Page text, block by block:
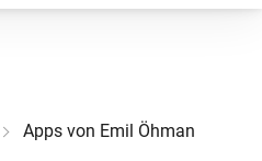
Apps von Emil Öhman